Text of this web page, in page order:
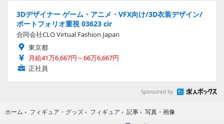
3Dデザイナー ゲーム・アニメ・VFX向け/3D衣装デザイン/
ポートフォリオ重視 03623 cir
合同会社CLO Virtual Fashion Japan
東京都
月給41万6,667円～66万6,667円
正社員
Sponsored by
ホーム › フィギュア・グッズ › フィギュア › 記事 › 写真・画像